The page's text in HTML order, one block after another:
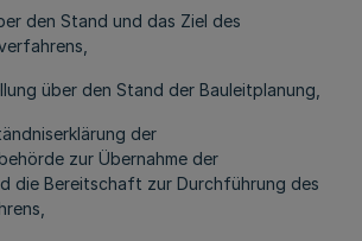
den Stand und das Ziel des
über den Stand der Bauleitplanung,
der
zur Übernahme der
die Bereitschaft zur Durchführung des